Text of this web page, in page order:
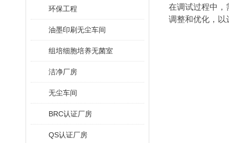
环保工程
油墨印刷无尘车间
组培细胞培养无菌室
洁净厂房
无尘车间
BRC认证厂房
QS认证厂房
在调试过程中，
调整和优化，以